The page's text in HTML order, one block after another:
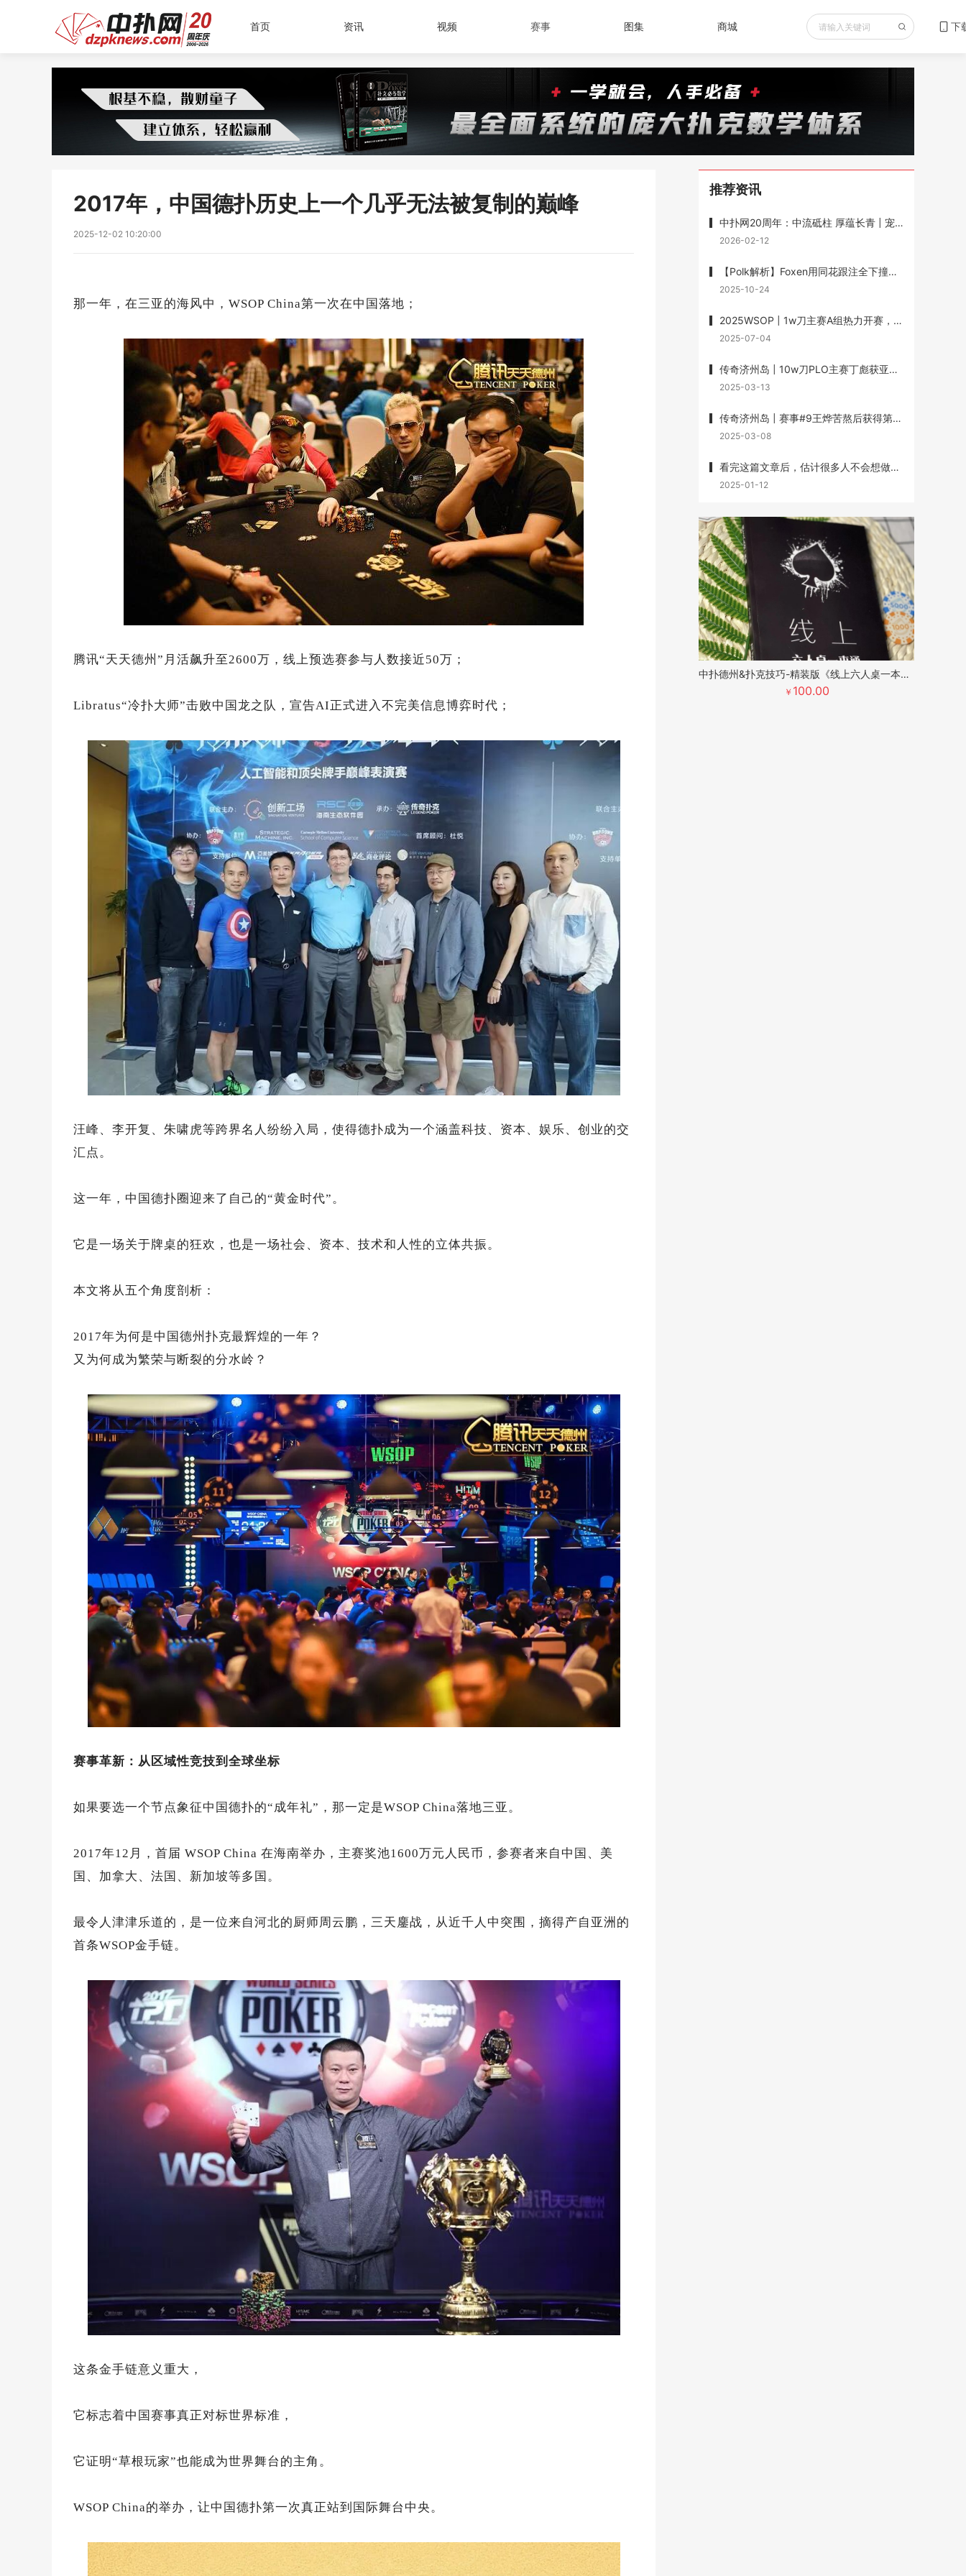
首页 资讯 视频 赛事 图集 商城 下
2017年，中国德扑历史上一个几乎无法被复制的巅峰
2025-12-02 10:20:00
那一年，在三亚的海风中，WSOP China第一次在中国落地；
腾讯“天天德州”月活飙升至2600万，线上预选赛参与人数接近50万；
Libratus“冷扑大师”击败中国龙之队，宣告AI正式进入不完美信息博弈时代；
汪峰、李开复、朱啸虎等跨界名人纷纷入局，使得德扑成为一个涵盖科技、资本、娱乐、创业的交
汇点。
这一年，中国德扑圈迎来了自己的“黄金时代”。
它是一场关于牌桌的狂欢，也是一场社会、资本、技术和人性的立体共振。
本文将从五个角度剖析：
2017年为何是中国德州扑克最辉煌的一年？
又为何成为繁荣与断裂的分水岭？
赛事革新：从区域性竞技到全球坐标
如果要选一个节点象征中国德扑的“成年礼”，那一定是WSOP China落地三亚。
2017年12月，首届 WSOP China 在海南举办，主赛奖池1600万元人民币，参赛者来自中国、美
国、加拿大、法国、新加坡等多国。
最令人津津乐道的，是一位来自河北的厨师周云鹏，三天鏖战，从近千人中突围，摘得产自亚洲的
首条WSOP金手链。
这条金手链意义重大，
它标志着中国赛事真正对标世界标准，
它证明“草根玩家”也能成为世界舞台的主角。
WSOP China的举办，让中国德扑第一次真正站到国际舞台中央。
推荐资讯
中扑网20周年：中流砥柱 厚蕴长青 | 宠粉送书重磅福利 赠送《最优扑克玩法》
2026-02-12
【Polk解析】Foxen用同花跟注全下撞葫芦输1200w底池被狂喷，但Polk说他没有错
2025-10-24
2025WSOP | 1w刀主赛A组热力开赛，Wesley Fei跻身前十，1w刀混合赛徐强记分牌第一晋级
2025-07-04
传奇济州岛 | 10w刀PLO主赛丁彪获亚军，Lin Wei、Dai Zhikang、黄文杰承包三、四、七名
2025-03-13
传奇济州岛 | 赛事#9王烨苦熬后获得第3名，丁彪第7名，赛事#10杨崇贤获第3名
2025-03-08
看完这篇文章后，估计很多人不会想做牌手了
2025-01-12
中扑德州&扑克技巧-精装版《线上六人桌一本通》
￥ 100.00